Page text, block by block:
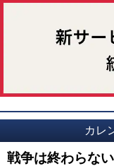
カレ
戦争は終わらない